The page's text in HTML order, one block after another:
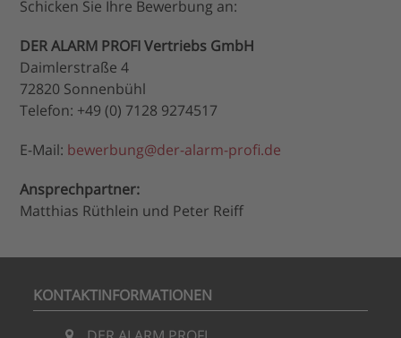
Schicken Sie Ihre Bewerbung an:
DER ALARM PROFI Vertriebs GmbH
Daimlerstraße 4
72820 Sonnenbühl
Telefon: +49 (0) 7128 9274517
E-Mail: bewerbung@der-alarm-profi.de
Ansprechpartner:
Matthias Rüthlein und Peter Reiff
KONTAKTINFORMATIONEN